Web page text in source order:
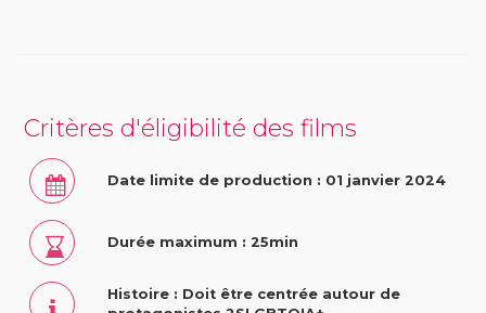
Critères d'éligibilité des films
Date limite de production : 01 janvier 2024
Durée maximum : 25min
Histoire : Doit être centrée autour de